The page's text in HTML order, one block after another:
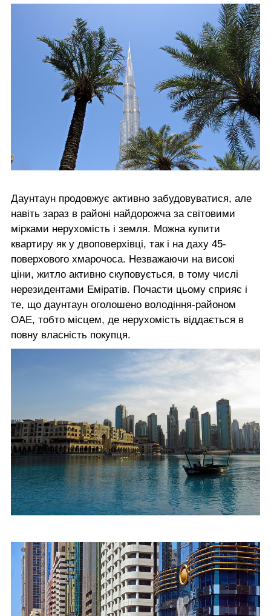
Даунтаун продовжує активно забудовуватися, але
навіть зараз в районі найдорожча за світовими
мірками нерухомість і земля. Можна купити
квартиру як у двоповерхівці, так і на даху 45-
поверхового хмарочоса. Незважаючи на високі
ціни, житло активно скуповується, в тому числі
нерезидентами Еміратів. Почасти цьому сприяє і
те, що даунтаун оголошено володіння-районом
ОАЕ, тобто місцем, де нерухомість віддається в
повну власність покупця.